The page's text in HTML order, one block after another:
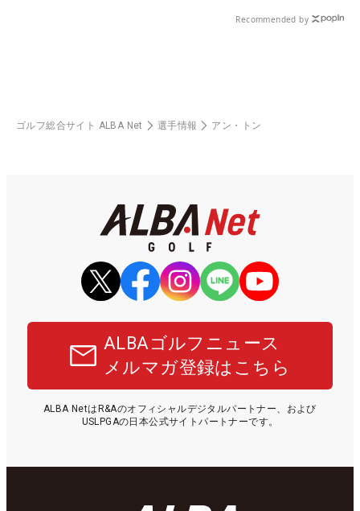
Recommended by
ゴルフ総合サイト ALBA Net 選手情報 アン・トン
ALBAゴルフニュース
メルマガ登録はこちら
ALBA NetはR&Aのオフィシャルデジタルパートナー、および
USLPGAの日本公式サイトパートナーです。